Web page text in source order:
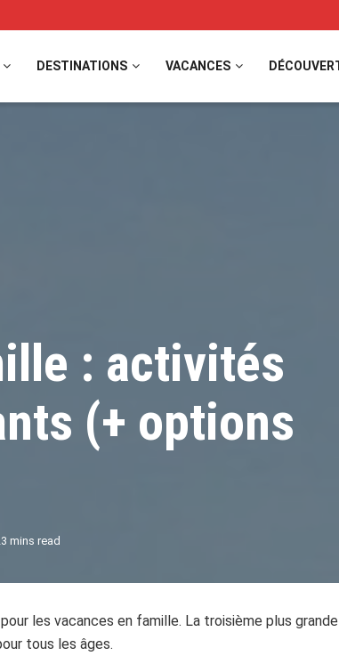
DESTINATIONS VACANCES
: activités
(+ options
mins read
les vacances en famille. La troisième plus
tous les âges.